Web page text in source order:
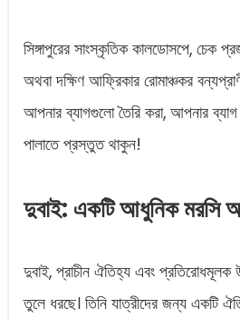
সিঙ্গাপুরের সাংস্কৃতিক কালডোসপে, চেক
অথবা দক্ষিণ আফ্রিকার রোমাঞ্চকর
আপনার ব্যাগগুলো তৈরি করা, আপনার
পালাতে প্রস্তুত থাকুন!
দুবাই: একটি আধুনিক মরসি
দুবাই, প্রাচীন ঐতিহ্য এবং
তুলে ধরছে। তিনি যাত্রীদের জন্য একটি